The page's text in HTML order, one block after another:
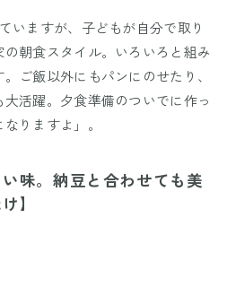
いますが、子どもが自分で取り
朝食スタイル。いろいろと組み
ご飯以外にもパンにのせたり、
活躍。夕食準備のついでに作っ
りますよ」。
味。納豆と合わせても美
】